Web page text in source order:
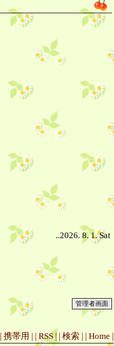
..2026. 8. 1. Sat
| 携帯用 | | RSS | | 検索 | | Home |